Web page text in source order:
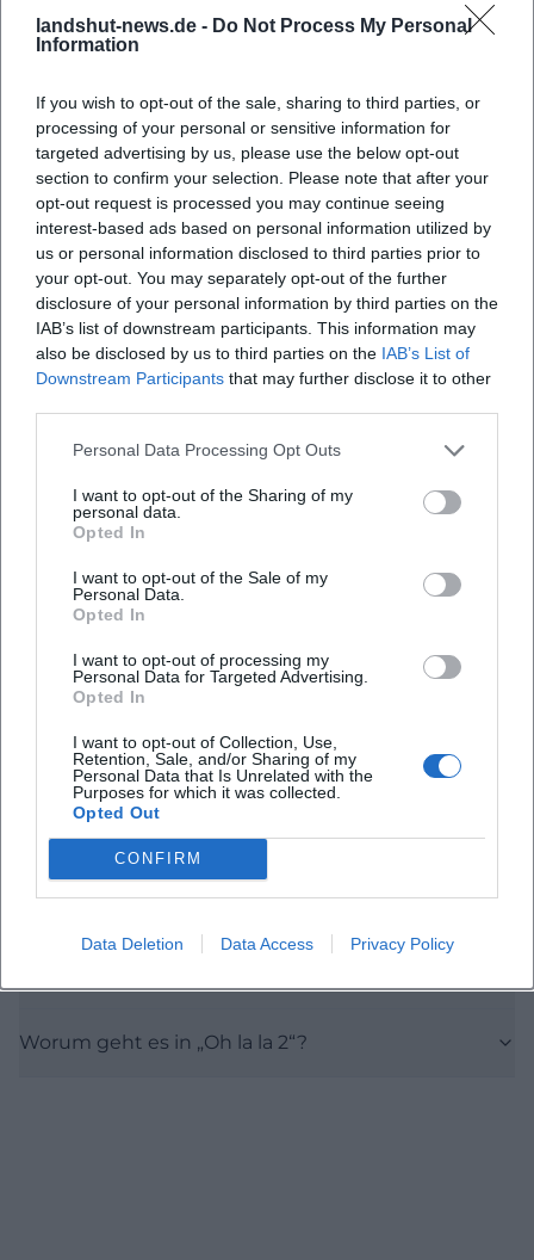
landshut-news.de - Do Not Process My Personal
Information
If you wish to opt-out of the sale, sharing to third parties, or
processing of your personal or sensitive information for
targeted advertising by us, please use the below opt-out
section to confirm your selection. Please note that after your
opt-out request is processed you may continue seeing
interest-based ads based on personal information utilized by
us or personal information disclosed to third parties prior to
your opt-out. You may separately opt-out of the further
disclosure of your personal information by third parties on the
IAB’s list of downstream participants. This information may
also be disclosed by us to third parties on the IAB’s List of
Downstream Participants that may further disclose it to other
Personal Data Processing Opt Outs
I want to opt-out of the Sharing of my
personal data.
Opted In
I want to opt-out of the Sale of my
Personal Data.
Opted In
I want to opt-out of processing my
Personal Data for Targeted Advertising.
Opted In
I want to opt-out of Collection, Use,
Retention, Sale, and/or Sharing of my
Personal Data that Is Unrelated with the
Purposes for which it was collected.
Opted Out
CONFIRM
Data Deletion Data Access Privacy Policy
KINOPOLIS Landshut - Startseite
Stadt Landshut - Preview Oh la la 2
Map unavailable
Open in Google Maps
Häufig gestellte Fragen
Wann findet die Preview statt?
Wo ist das Event?
Wie viel kostet ein Ticket?
Ist das Kino barrierefrei erreichbar?
Worum geht es in „Oh la la 2“?